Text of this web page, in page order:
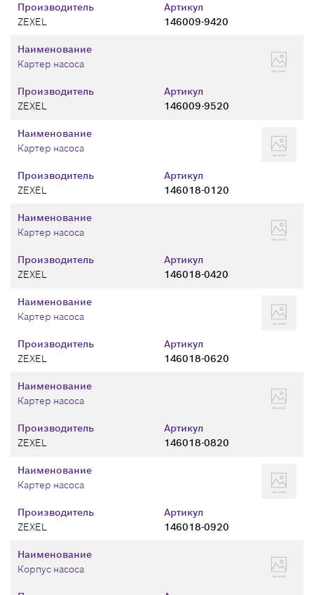
Производитель
ZEXEL
Артикул
146009-9420
Производитель
ZEXEL
Артикул
146009-9520
Наименование
Картер насоса
Производитель
ZEXEL
Артикул
146018-0120
Наименование
Картер насоса
Производитель
ZEXEL
Артикул
146018-0420
Наименование
Картер насоса
Производитель
ZEXEL
Артикул
146018-0620
Наименование
Картер насоса
Производитель
ZEXEL
Артикул
146018-0820
Наименование
Картер насоса
Производитель
ZEXEL
Артикул
146018-0920
Наименование
Картер насоса
Наименование
Корпус насоса